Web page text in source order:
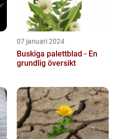
07 januari 2024
Buskiga palettblad - En
grundlig översikt